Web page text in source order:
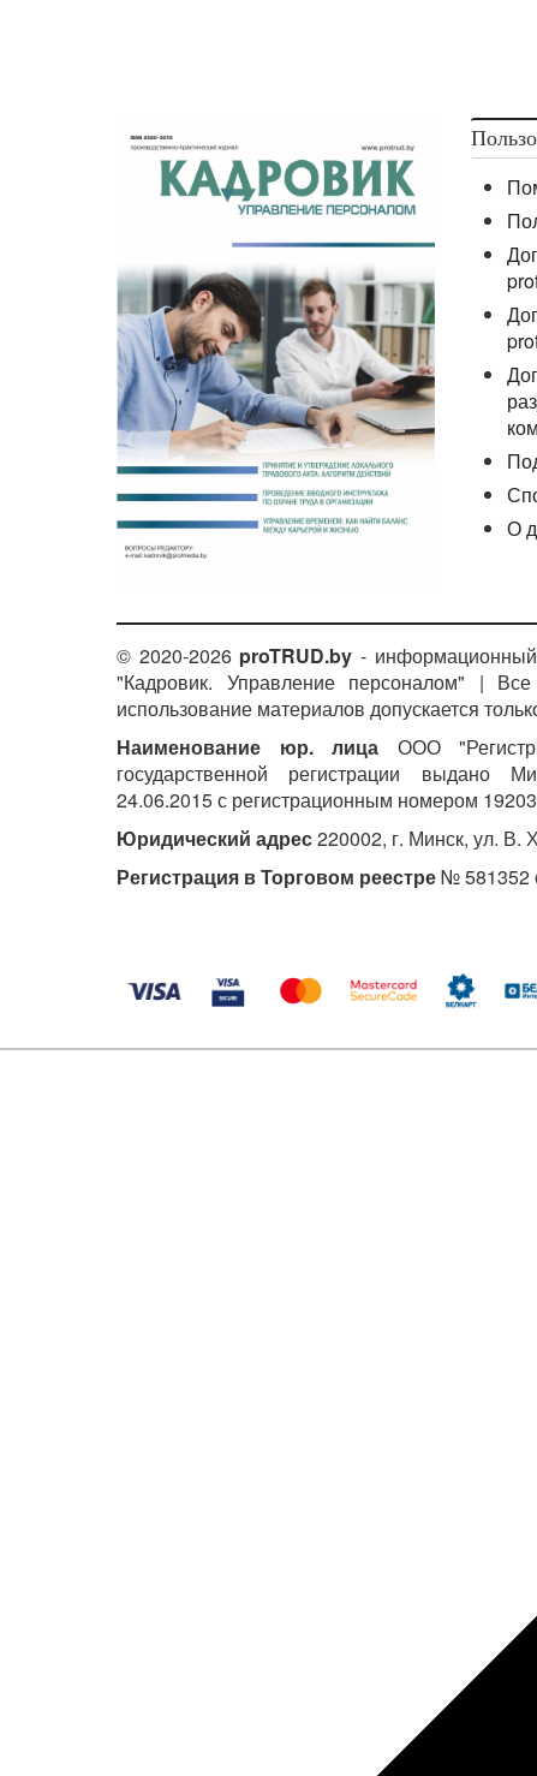
О
© 2020-2026 proTRUD.by - информационный
"Кадровик. Управление персоналом" |
использование материалов допускается
Наименование юр. лица ООО
государственной регистрации выдано
24.06.2015 с регистрационным номером
Юридический адрес220002, г. Минск, ул. В.
Регистрация в Торговом реестре№ 581352